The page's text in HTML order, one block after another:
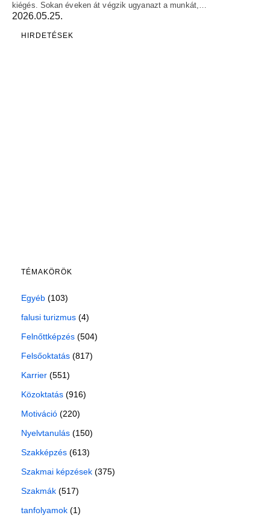
kiégés. Sokan éveken át végzik ugyanazt a munkát,…
2026.05.25.
HIRDETÉSEK
TÉMAKÖRÖK
Egyéb (103)
falusi turizmus (4)
Felnőttképzés (504)
Felsőoktatás (817)
Karrier (551)
Közoktatás (916)
Motiváció (220)
Nyelvtanulás (150)
Szakképzés (613)
Szakmai képzések (375)
Szakmák (517)
tanfolyamok (1)